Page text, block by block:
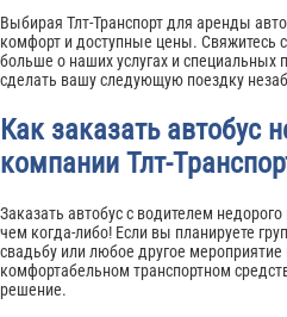
Выбирая Тлт-Транспорт для аренды
комфорт и доступные цены. Свяжитесь
больше о наших услугах и специальных
сделать вашу следующую поездку
Как заказать автобус
компании Тлт-
Заказать автобус с водителем
чем когда-либо! Если вы планируете
свадьбу или любое другое
комфортабельном транспортном
решение.